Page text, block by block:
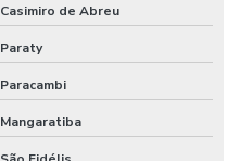
Casimiro de Abreu
Paraty
Paracambi
Mangaratiba